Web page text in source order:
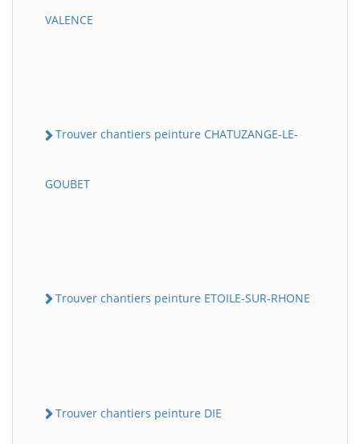
VALENCE
Trouver chantiers peinture CHATUZANGE-LE-
GOUBET
Trouver chantiers peinture ETOILE-SUR-RHONE
Trouver chantiers peinture DIE